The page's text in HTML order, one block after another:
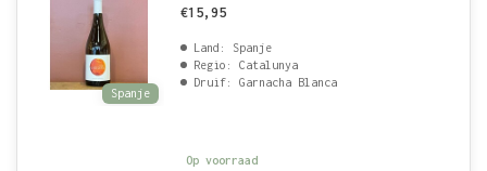
Spanje
€15,95
Land: Spanje
Regio: Catalunya
Druif: Garnacha Blanca
Op voorraad